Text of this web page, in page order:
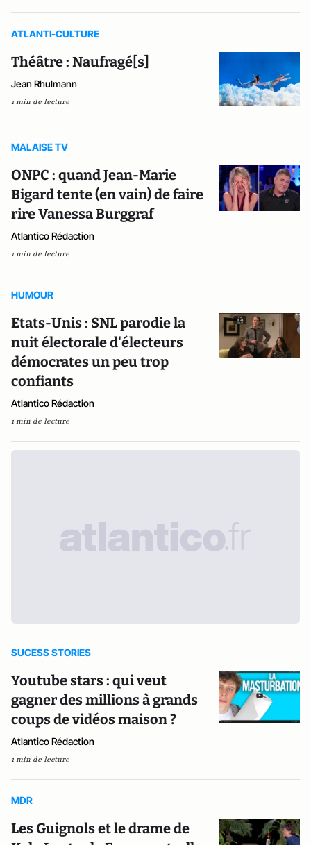
ATLANTI-CULTURE
Théâtre : Naufragé[s]
Jean Rhulmann
1 min de lecture
MALAISE TV
ONPC : quand Jean-Marie
Bigard tente (en vain) de faire
rire Vanessa Burggraf
Atlantico Rédaction
1 min de lecture
HUMOUR
Etats-Unis : SNL parodie la
nuit électorale d'électeurs
démocrates un peu trop
confiants
Atlantico Rédaction
1 min de lecture
SUCESS STORIES
Youtube stars : qui veut
gagner des millions à grands
coups de vidéos maison ?
Atlantico Rédaction
1 min de lecture
MDR
Les Guignols et le drame de